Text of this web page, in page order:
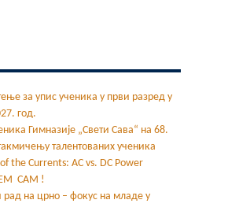
за упис ученика у први разред у
год.
Гимназије „Свети Сава“ на 68.
талентованих ученика
the Currents: AC vs. DC Power
САМ !
на црно – фокус на младе у